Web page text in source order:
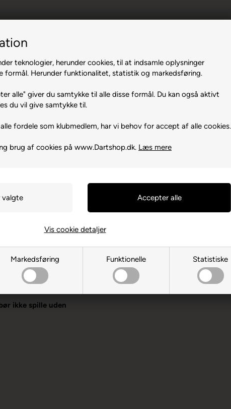
teknologier, herunder cookies, til at indsamle oplysninger
formål. Herunder funktionalitet, statistik og markedsføring.
alle" giver du samtykke til alle disse formål. Du kan også aktivt
du vil give samtykke til.
fordele som klubmedlem, har vi behov for accept af alle cookies.
brug af cookies på www.Dartshop.dk. Læs mere
Markedsføring Funktionelle Statistiske
Vis cookie detaljer
23
ikke spille uden